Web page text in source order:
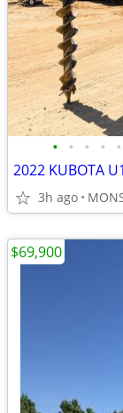
• • • • •
2022 KUBOTA
3h ago
$69,900